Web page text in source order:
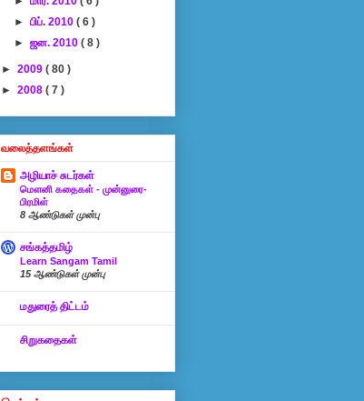
►பிப். 2010( 6 )
►ஜன. 2010( 8 )
► 2009 ( 80 )
► 2008 ( 7 )
வலைத்தளங்கள்
அழியாச் சுடர்கள்
மௌனி கதைகள் - முன்னுரை-
பிரமிள்
8 ஆண்டுகள் முன்பு
சங்கத்தமிழ்
Learn Sangam Tamil
15 ஆண்டுகள் முன்பு
மதுரைத் திட்டம்
சிறுகதைகள்